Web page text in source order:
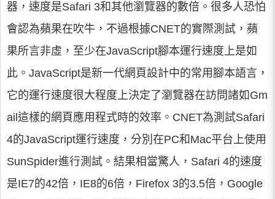
器，速度是Safari 3和其他瀏覽器的數倍。很多人恐怕
會認為蘋果在吹牛，不過根據CNET的實際測試，蘋
果所言非虛，至少在JavaScript腳本運行速度上是如
此。JavaScript是新一代網頁設計中的常用腳本語言，
它的運行速度很大程度上決定了瀏覽器在訪問諸如Gm
ail這樣的網頁應用程式時的效率。CNET為測試Safari
4的JavaScript運行速度，分別在PC和Mac平台上使用
SunSpider進行測試。結果相當驚人，Safari 4的速度
是IE7的42倍，IE8的6倍，Firefox 3的3.5倍，Google